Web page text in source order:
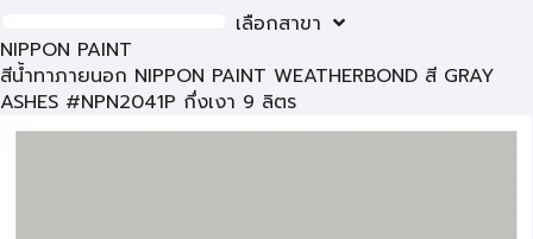
เลือกสาขา
NIPPON PAINT
สีน้ำทาภายนอก NIPPON PAINT WEATHERBOND สี GRAY
ASHES #NPN2041P กึ่งเงา 9 ลิตร